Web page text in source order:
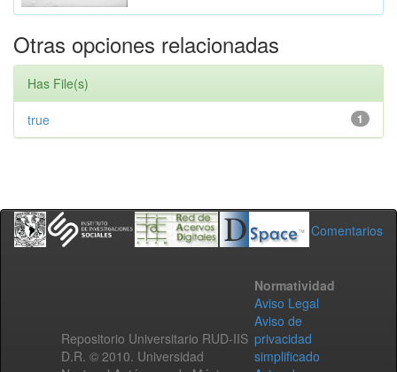
Otras opciones relacionadas
Has File(s)
1
true
Comentarios
Repositorio Universitario RUD-IIS
D.R. © 2010. Universidad
Normatividad
Aviso Legal
Aviso de
privacidad
simplificado